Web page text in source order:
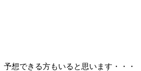
予想できる方もいると思います・・・